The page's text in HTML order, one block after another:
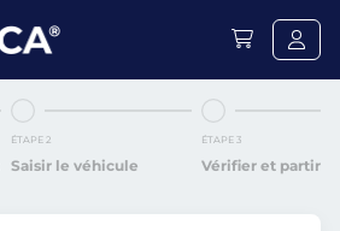
ÉTAPE 2
Saisir le véhicule
ÉTAPE 3
Vérifier et partir